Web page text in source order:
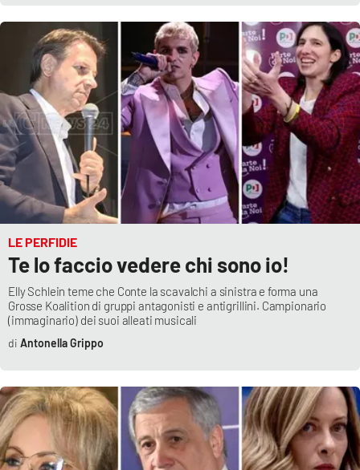
LE PERFIDIE
Te lo faccio vedere chi sono io!
Elly Schlein teme che Conte la scavalchi a sinistra e forma una
Grosse Koalition di gruppi antagonisti e antigrillini. Campionario
(immaginario) dei suoi alleati musicali
Antonella Grippo